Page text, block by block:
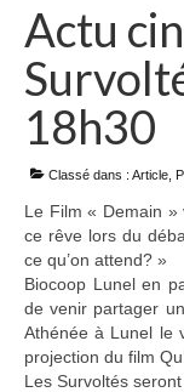
Objectifs
Presse
Adhérer
PROJETS
LE
Parc
Actu
18h30
Classé dans : Article
Le Film « Demain
ce rêve lors du
ce qu’on attend? »
Biocoop Lunel en
de venir partager
Athénée à Lunel le
projection du film
Les Survoltés